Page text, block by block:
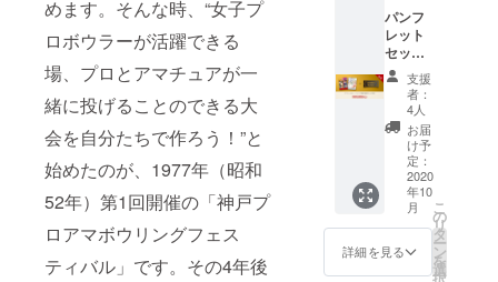
めます。そんな時、“女子プ
ロボウラーが活躍できる
場、プロとアマチュアが一
緒に投げることのできる大
会を自分たちで作ろう！”と
始めたのが、1977年（昭和
52年）第1回開催の「神戸プ
ロアマボウリングフェス
ティバル」です。その4年後
ンフ
レット
に掲載
予定で
す。掲
載を辞
退され
る場合
は備考
欄に
「掲載
不要」
とご記
さい。
当日に
会場で
のお渡
しとな
りま
す。 ※
本プロ
ジェク
トにご
参加く
ださっ
た皆様
前をク
リスタ
予定で
す。掲
載を辞
退され
る場合
は備考
欄に
「掲載
不要」
とご記
入くだ
さい。
で、お
届けが
11月に
なりま
す。 ※
本プロ
ジェク
トにご
参加く
ださっ
た皆様
のお名
前をク
リスタ
パンフ
レット
セット
＋ク
イーン
ズ最終
日（10
月10
日）観
戦チ
ケット
[SS席]
※【全席
指定
席】座
支援
者：
4人
お届
け予
定：
2020
年10
月
詳細を見る
こ
の
リ
タ
ー
ン
を
選
択